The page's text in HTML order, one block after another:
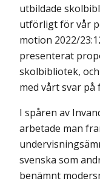
utbildade
utförligt för vår
motion 2022/
presenterat
skolbibliotek,
med vårt svar på
I spåren av
arbetade man
svenska som
benämnt